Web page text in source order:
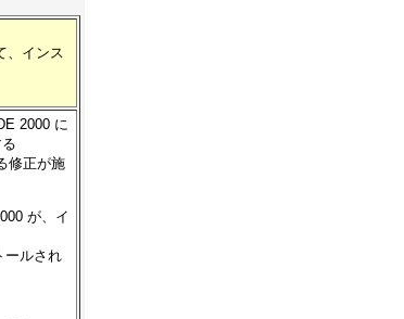
、インス
2000 に
修正が施
が、イ
ールされ